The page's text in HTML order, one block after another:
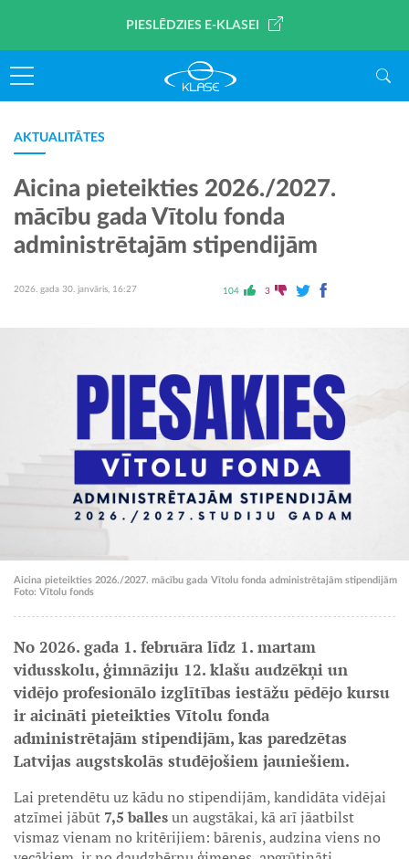
PIESLĒDZIES E-KLASEI
AKTUALITĀTES
Aicina pieteikties 2026./2027.
mācību gada Vītolu fonda
administrētajām stipendijām
2026. gada 30. janvāris, 16:27 104 3
Aicina pieteikties 2026./2027. mācību gada Vītolu fonda administrētajām stipendijām
Foto: Vītolu fonds
No 2026. gada 1. februāra līdz 1. martam
vidusskolu, ģimnāziju 12. klašu audzēkņi un
vidējo profesionālo izglītības iestāžu pēdējo kursu
ir aicināti pieteikties Vītolu fonda
administrētajām stipendijām, kas paredzētas
Latvijas augstskolās studējošiem jauniešiem.
Lai pretendētu uz kādu no stipendijām, kandidāta vidējai
atzīmei jābūt 7,5 ballesun augstākai, kā arī jāatbilst
vismaz vienam no kritērijiem: bārenis, audzina viens no